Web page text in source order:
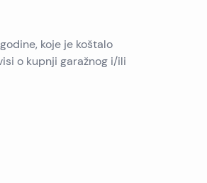
koje je koštalo
o kupnji garažnog i/ili